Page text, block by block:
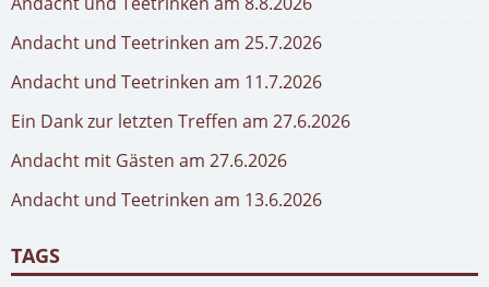
Andacht und Teetrinken am 25.7.2026
Andacht und Teetrinken am 11.7.2026
Ein Dank zur letzten Treffen am 27.6.2026
Andacht mit Gästen am 27.6.2026
Andacht und Teetrinken am 13.6.2026
TAGS